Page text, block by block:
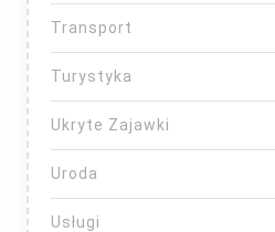
Transport
Turystyka
Ukryte Zajawki
Uroda
Usługi